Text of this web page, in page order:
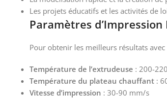
Les projets éducatifs et les activités de
Paramètres d’Impression
Pour obtenir les meilleurs résultats
Température de l’extrudeuse : 200-
Température du plateau chauffant :
Vitesse d’impression : 30-90 mm/s